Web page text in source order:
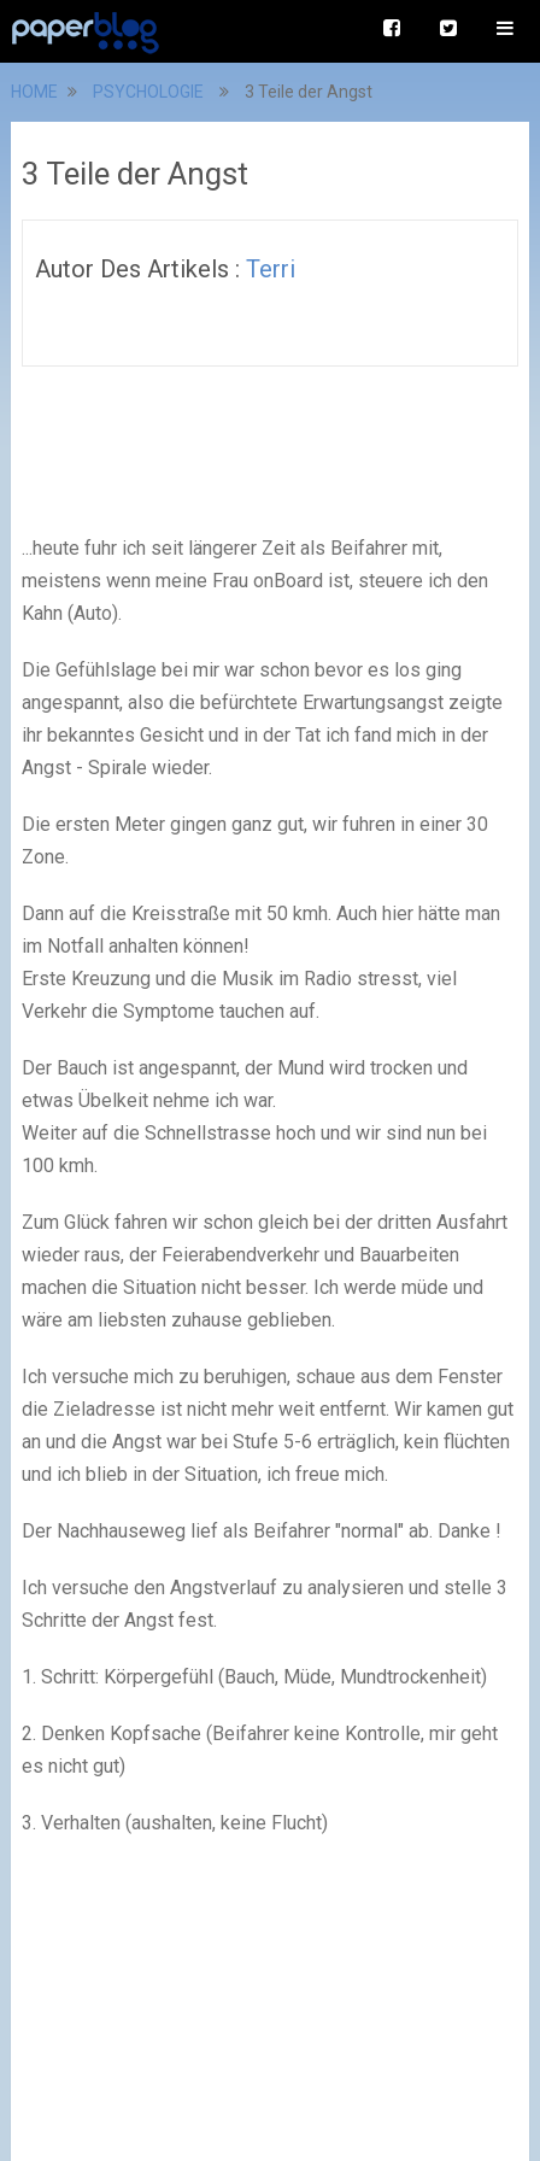
HOME PSYCHOLOGIE 3 Teile der Angst
3 Teile der Angst
Autor Des Artikels : Terri
...heute fuhr ich seit längerer Zeit als Beifahrer mit,
meistens wenn meine Frau onBoard ist, steuere ich den
Kahn (Auto).
Die Gefühlslage bei mir war schon bevor es los ging
angespannt, also die befürchtete Erwartungsangst zeigte
ihr bekanntes Gesicht und in der Tat ich fand mich in der
Angst - Spirale wieder.
Die ersten Meter gingen ganz gut, wir fuhren in einer 30
Zone.
Dann auf die Kreisstraße mit 50 kmh. Auch hier hätte man
im Notfall anhalten können!
Erste Kreuzung und die Musik im Radio stresst, viel
Verkehr die Symptome tauchen auf.
Der Bauch ist angespannt, der Mund wird trocken und
etwas Übelkeit nehme ich war.
Weiter auf die Schnellstrasse hoch und wir sind nun bei
100 kmh.
Zum Glück fahren wir schon gleich bei der dritten Ausfahrt
wieder raus, der Feierabendverkehr und Bauarbeiten
machen die Situation nicht besser. Ich werde müde und
wäre am liebsten zuhause geblieben.
Ich versuche mich zu beruhigen, schaue aus dem Fenster
die Zieladresse ist nicht mehr weit entfernt. Wir kamen gut
an und die Angst war bei Stufe 5-6 erträglich, kein flüchten
und ich blieb in der Situation, ich freue mich.
Der Nachhauseweg lief als Beifahrer "normal" ab. Danke !
Ich versuche den Angstverlauf zu analysieren und stelle 3
Schritte der Angst fest.
1. Schritt: Körpergefühl (Bauch, Müde, Mundtrockenheit)
2. Denken Kopfsache (Beifahrer keine Kontrolle, mir geht
es nicht gut)
3. Verhalten (aushalten, keine Flucht)